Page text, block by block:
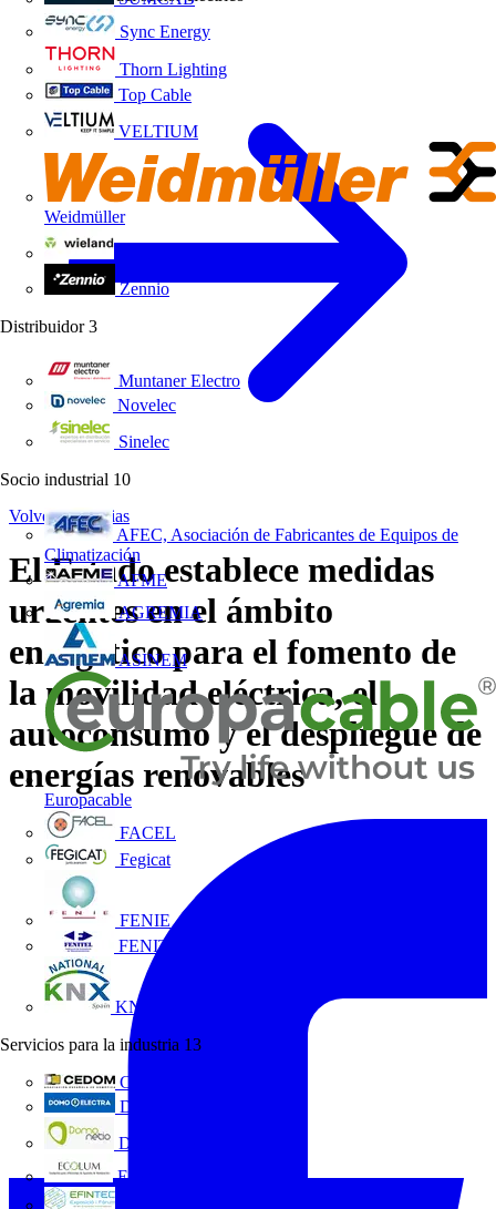
Sync Energy
Thorn Lighting
Top Cable
VELTIUM
Weidmüller
Zennio
Distribuidor 3
Muntaner Electro
Novelec
Sinelec
Socio industrial 10
AFEC, Asociación de Fabricantes de Equipos de
Climatización
AFME
AGREMIA
ASINEM
Europacable
FACEL
Fegicat
FENIE
FENITEL
KNX España
Servicios para la industria 13
CEDOM
Domo Electra
Domonetio
Ecolum
Volver a Noticias
El Estado establece medidas
urgentes en el ámbito
energético para el fomento de
la movilidad eléctrica, el
autoconsumo y el despliegue de
energías renovables